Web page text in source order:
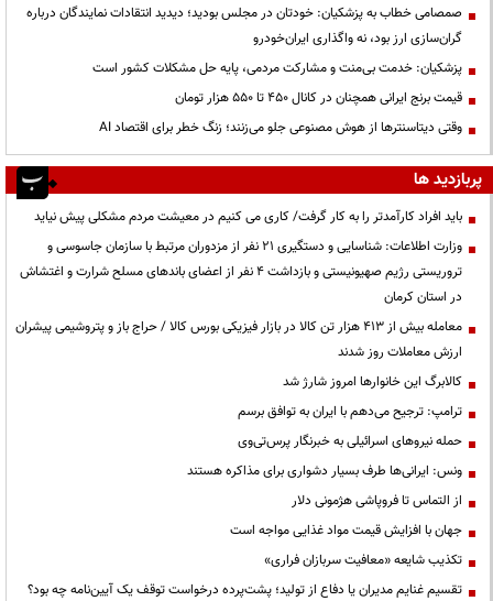
صمصامی خطاب به پزشکیان: خودتان در مجلس بودید؛ دیدید انتقادات نمایندگان درباره
گران‌سازی ارز بود، نه واگذاری ایران‌خودرو
پزشکیان: خدمت بی‌منت و مشارکت مردمی، پایه حل مشکلات کشور است
قیمت‌ برنج ایرانی همچنان در کانال ۴۵۰ تا ۵۵۰ هزار تومان
وقتی دیتاسنترها از هوش مصنوعی جلو می‌زنند؛ زنگ خطر برای اقتصاد AI
پربازدید ها
باید افراد کارآمدتر را به کار گرفت/ کاری می کنیم در معیشت مردم مشکلی پیش نیاید
وزارت اطلاعات: شناسایی و دستگیری ۲۱ نفر از مزدوران مرتبط با سازمان جاسوسی و
تروریستی رژیم صهیونیستی و بازداشت ۴ نفر از اعضای باندهای مسلح شرارت و اغتشاش
در استان کرمان
معامله بیش از ۴۱۳ هزار تن کالا در بازار فیزیکی بورس کالا / حراج باز و پتروشیمی پیشران
ارزش معاملات روز شدند
کالابرگ این خانوارها امروز شارژ شد
ترامپ: ترجیح می‌دهم با ایران به توافق برسم
حمله نیروهای اسرائیلی به خبرنگار پرس‌تی‌وی
ونس: ایرانی‌ها طرف بسیار دشواری برای مذاکره هستند
از التماس تا فروپاشی هژمونی دلار
جهان با افزایش قیمت مواد غذایی مواجه است
تکذیب شایعه «معافیت سربازان فراری»
تقسیم غنایم مدیران یا دفاع از تولید؛ پشت‌پرده درخواست توقف یک آیین‌نامه چه بود؟